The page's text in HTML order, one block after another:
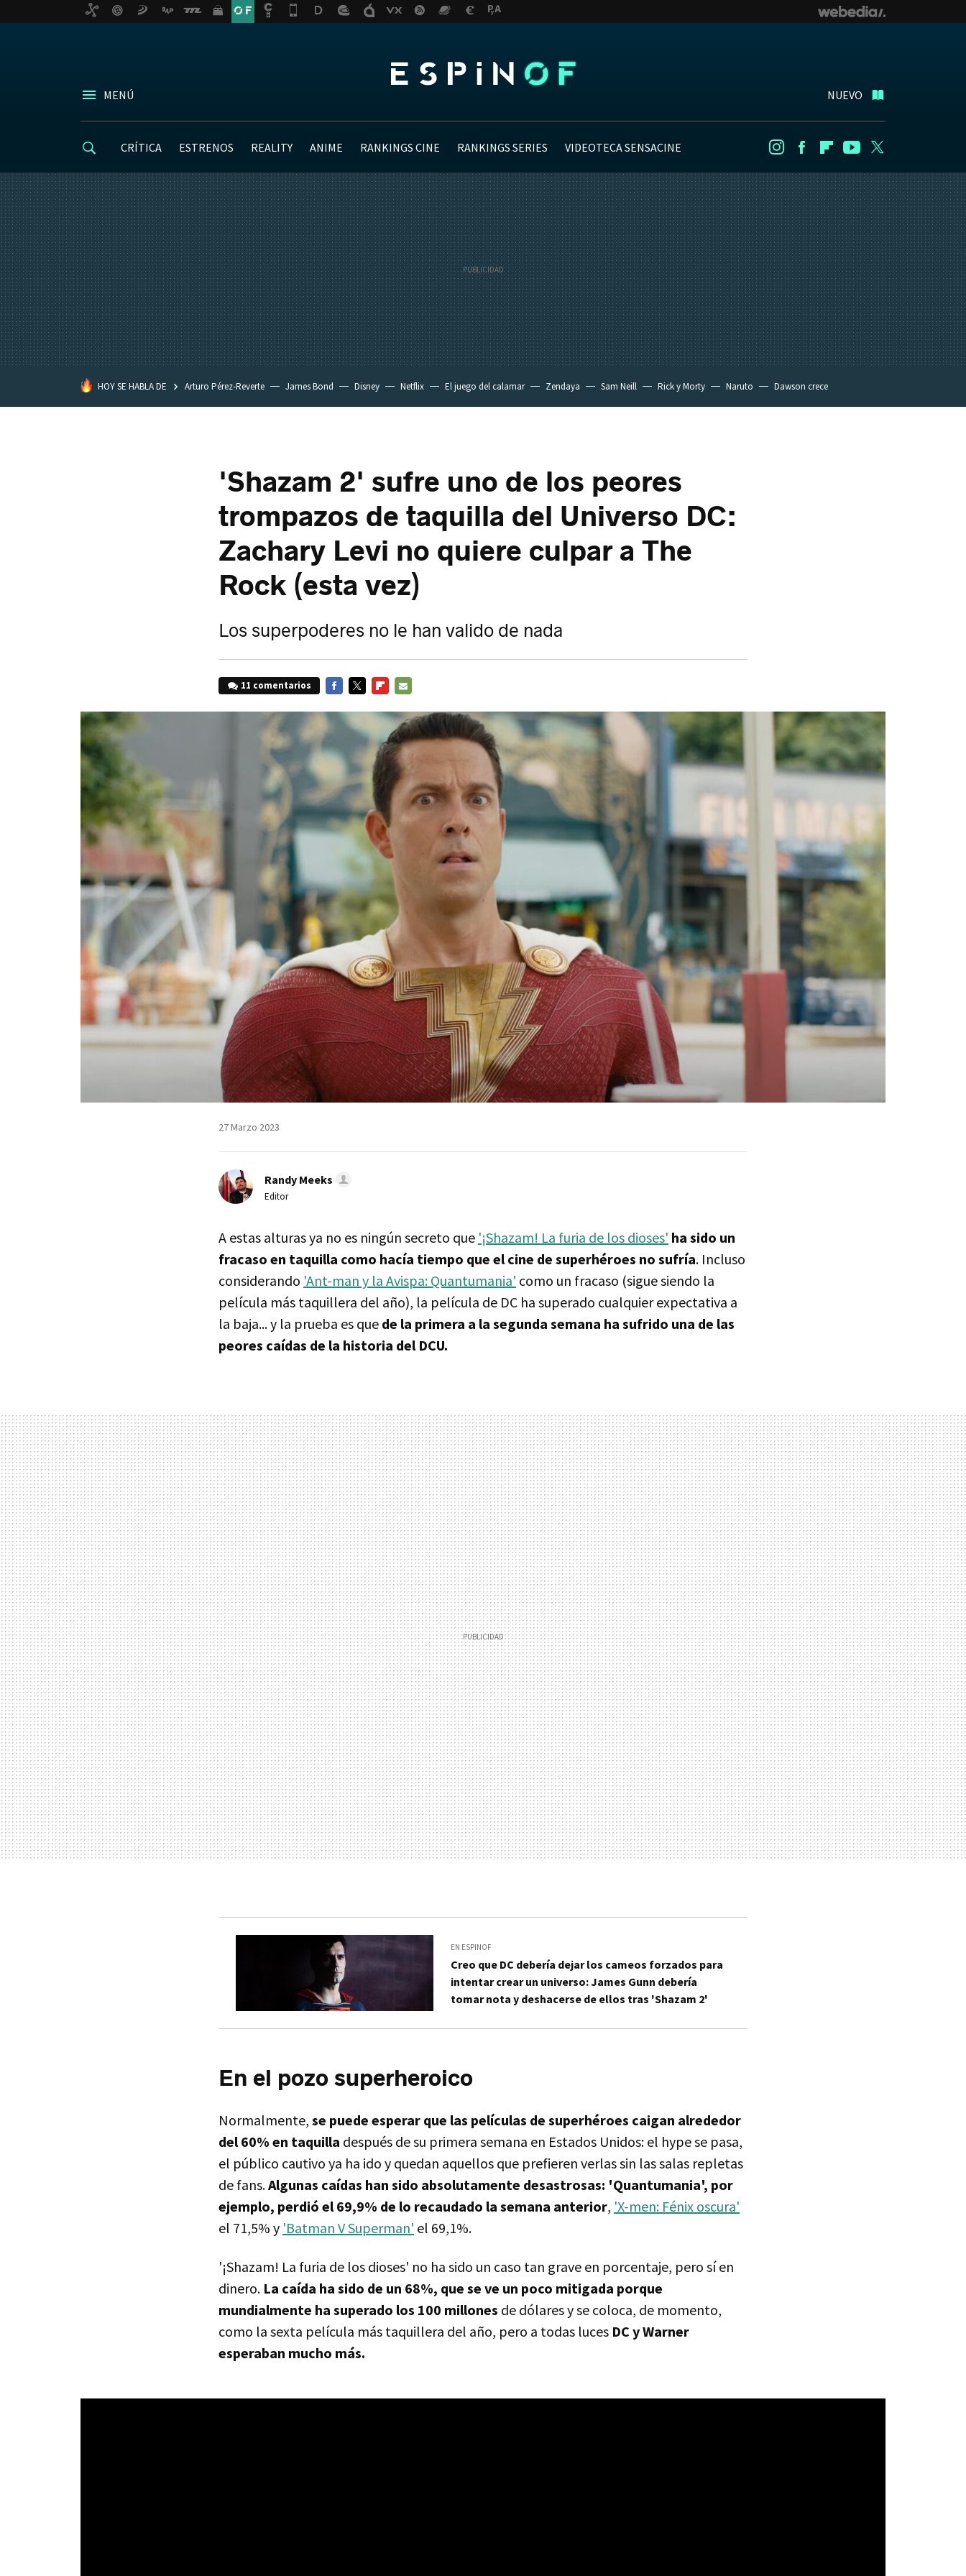
MENÚ NUEVO
CRÍTICA ESTRENOS REALITY ANIME RANKINGS CINE RANKINGS SERIES VIDEOTECA SENSACINE InstagramFacebookFlipboard
Youtube
HOY SE HABLA DE Arturo Pérez-Reverte James Bond Disney Netflix El juego del calamar Zendaya Sam Neill Rick y Morty Naruto Dawson crece
'Shazam 2' sufre uno de los peores
trompazos de taquilla del Universo DC:
Zachary Levi no quiere culpar a The
Rock (esta vez)
Los superpoderes no le han valido de nada
11 comentarios
MAIL
27 Marzo 2023
Randy Meeks
Editor
A estas alturas ya no es ningún secreto que '¡Shazam! La furia de los dioses' ha sido un
fracaso en taquilla como hacía tiempo que el cine de superhéroes no sufría. Incluso
considerando 'Ant-man y la Avispa: Quantumania' como un fracaso (sigue siendo la
película más taquillera del año), la película de DC ha superado cualquier expectativa a
la baja... y la prueba es que de la primera a la segunda semana ha sufrido una de las
peores caídas de la historia del DCU.
EN ESPINOF
Creo que DC debería dejar los cameos forzados para
intentar crear un universo: James Gunn debería
tomar nota y deshacerse de ellos tras 'Shazam 2'
En el pozo superheroico
Normalmente, se puede esperar que las películas de superhéroes caigan alrededor
del 60% en taquilla después de su primera semana en Estados Unidos: el hype se pasa,
el público cautivo ya ha ido y quedan aquellos que prefieren verlas sin las salas repletas
de fans.Algunas caídas han sido absolutamente desastrosas: 'Quantumania', por
ejemplo, perdió el 69,9% de lo recaudado la semana anterior, 'X-men: Fénix oscura'
el 71,5% y 'Batman V Superman' el 69,1%.
'¡Shazam! La furia de los dioses' no ha sido un caso tan grave en porcentaje, pero sí en
dinero. La caída ha sido de un 68%, que se ve un poco mitigada porque
mundialmente ha superado los 100 millones de dólares y se coloca, de momento,
como la sexta película más taquillera del año, pero a todas luces DC y Warner
esperaban mucho más.